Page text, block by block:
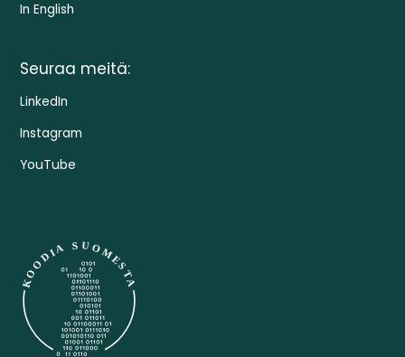
In English
Seuraa meitä:
LinkedIn
Instagram
YouTube